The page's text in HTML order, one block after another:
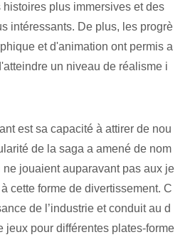
histoires plus immersives et des
intéressants. De plus, les progrè
et d'animation ont permis a
un niveau de réalisme i
est sa capacité à attirer de nou
de la saga a amené de nom
jouaient auparavant pas aux je
cette forme de divertissement. C
de l’industrie et conduit au d
jeux pour différentes plates-forme